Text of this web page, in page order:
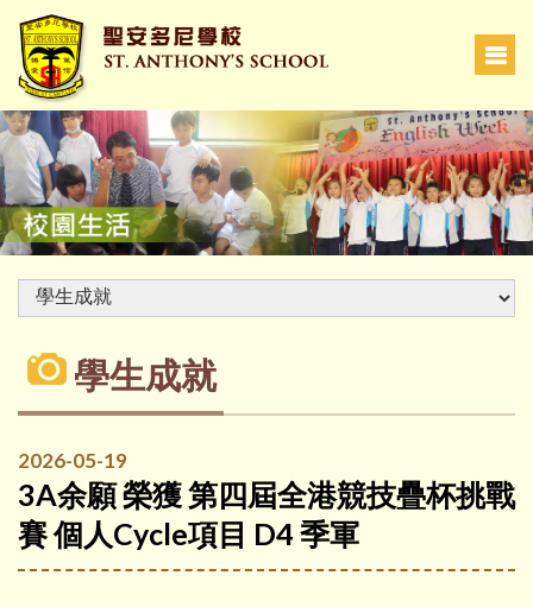
學生成就
2026-05-19
3A余願 榮獲 第四屆全港競技疊杯挑戰
賽 個人Cycle項目 D4 季軍